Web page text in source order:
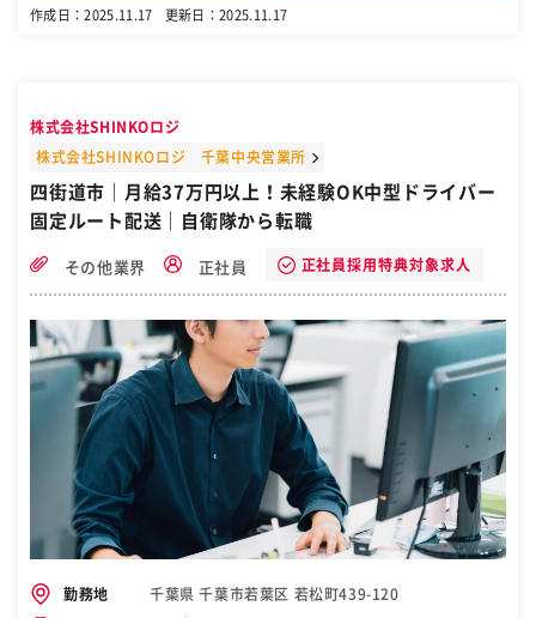
中のお客様へのルート営業（新規開拓はありません） 日々様々な新商
色刷りなのか確認。 使用する色の数によって版の数も変わってきま
す。 ・下地の確認 印刷する下地（主にビニールやアルミ箔）によって
せ ・指示書の作成 デザインデータをもとに、社内の技術者に色味など
の補足説明。 ・納期の確認 制作工程の管理もお願いします。 ・試し
コンビニに行けば自分が手掛けた商品が並んでいる…… 想像しただけ
ボトルや、 食料品（冷凍食品や飲料）や医療品、 雑貨などのラベルや
パッケージ…… それらを印刷するのに必要な 「版（はん）」と呼ばれ
る型を製造している企業です。 食品や飲料などの写真をパッケージに
使う場合は、 この型を使用したグラビア印刷という手法が用いられる
のですが、 当社はグラビア製版業界ではトップクラスの技術・設備を
有しており、 業界では認知度100％と言ってもいいほど、超有名企
印刷会社やコンバーター企業です。 担当は1人で5社ほどと、とても少
ないため、 お客様のニーズをしっかりキャッチできます！ ◎研修はし
っかり行います！（印刷業界未経験でも） 入社後は、製版（版の製
造）にかかわる 『画像処理、DTP、製版、校正』4部門で１ヶ月以上
があるので、 印刷業界未経験の方でも安心してスタート出来ます。
【仕事の難しさは…】 打ち合わせで一番時間を使うのは「色味」。 メ
作成日：2025.11.17 更新日：2025.11.17
株式会社SHINKOロジ
株式会社SHINKOロジ 千葉中央営業所
四街道市｜月給37万円以上！未経験OK中型ドライバー
固定ルート配送｜自衛隊から転職
その他業界 正社員 正社員採用特典対象求人
勤務地 千葉県 千葉市若葉区 若松町439-120